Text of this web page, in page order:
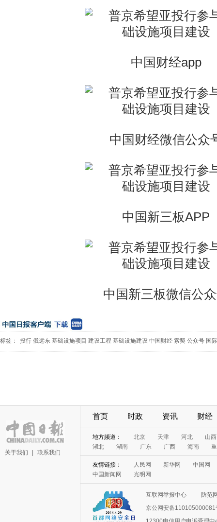
中国财经app
中国财经微信公众
中国新三板APP
中国新三板微信公
标签： 投行 俄远东 基础设施项目 建设工程 基础设施建设 中国财经 索契 公众号 国
关于我们 联系我们
首页 时政 资讯 财经
地方频道： 北京 天津 河北
山西
湖北
湖南 广东 广西 海南
友情链接： 人民网 新华网
中国网
中国新闻网
光明网
互联网举报中心
防范
京公网安备110105000081